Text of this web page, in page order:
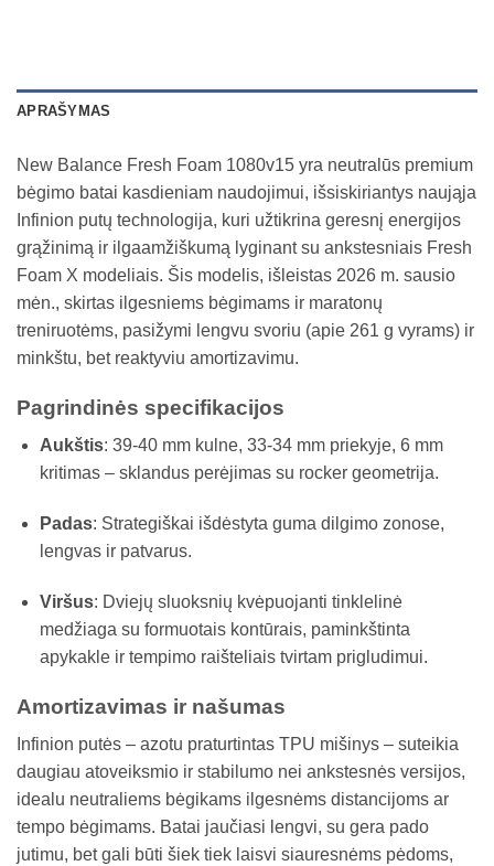
APRAŠYMAS
New Balance Fresh Foam 1080v15 yra neutralūs premium
bėgimo batai kasdieniam naudojimui, išsiskiriantys naująja
Infinion putų technologija, kuri užtikrina geresnį energijos
grąžinimą ir ilgaamžiškumą lyginant su ankstesniais Fresh
Foam X modeliais. Šis modelis, išleistas 2026 m. sausio
mėn., skirtas ilgesniems bėgimams ir maratonų
treniruotėms, pasižymi lengvu svoriu (apie 261 g vyrams) ir
minkštu, bet reaktyviu amortizavimu.
Pagrindinės specifikacijos
Aukštis: 39-40 mm kulne, 33-34 mm priekyje, 6 mm
kritimas – sklandus perėjimas su rocker geometrija.
Padas: Strategiškai išdėstyta guma dilgimo zonose,
lengvas ir patvarus.
Viršus: Dviejų sluoksnių kvėpuojanti tinklelinė
medžiaga su formuotais kontūrais, paminkštinta
apykakle ir tempimo raišteliais tvirtam prigludimui.
Amortizavimas ir našumas
Infinion putės – azotu praturtintas TPU mišinys – suteikia
daugiau atoveiksmio ir stabilumo nei ankstesnės versijos,
idealu neutraliems bėgikams ilgesnėms distancijoms ar
tempo bėgimams. Batai jaučiasi lengvi, su gera pado
jutimu, bet gali būti šiek tiek laisvi siauresnėms pėdoms,